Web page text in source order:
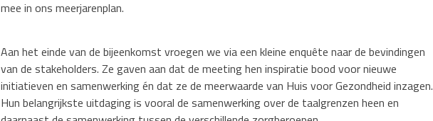
mee in ons meerjarenplan.
Aan het einde van de bijeenkomst vroegen we via een kleine enquête naar de bevindingen
van de stakeholders. Ze gaven aan dat de meeting hen inspiratie bood voor nieuwe
initiatieven en samenwerking én dat ze de meerwaarde van Huis voor Gezondheid inzagen.
Hun belangrijkste uitdaging is vooral de samenwerking over de taalgrenzen heen en